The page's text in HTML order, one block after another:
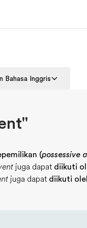
Daftar program
Bahasa Inggris
(possessive
juga dapat diikuti
juga dapat diikuti